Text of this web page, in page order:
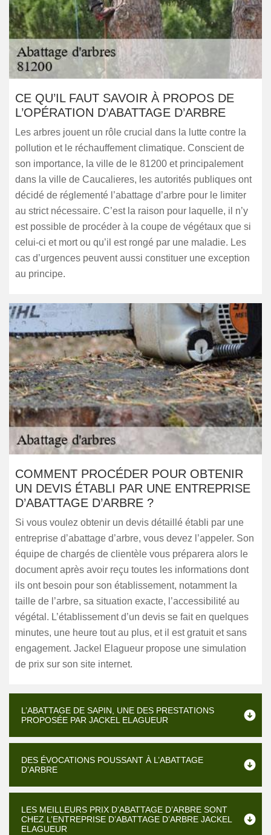
CE QU’IL FAUT SAVOIR À PROPOS DE
L’OPÉRATION D’ABATTAGE D’ARBRE
Les arbres jouent un rôle crucial dans la lutte contre la
pollution et le réchauffement climatique. Conscient de
son importance, la ville de le 81200 et principalement
dans la ville de Caucalieres, les autorités publiques ont
décidé de réglementé l’abattage d’arbre pour le limiter
au strict nécessaire. C’est la raison pour laquelle, il n’y
est possible de procéder à la coupe de végétaux que si
celui-ci et mort ou qu’il est rongé par une maladie. Les
cas d’urgences peuvent aussi constituer une exception
au principe.
COMMENT PROCÉDER POUR OBTENIR
UN DEVIS ÉTABLI PAR UNE ENTREPRISE
D’ABATTAGE D’ARBRE ?
Si vous voulez obtenir un devis détaillé établi par une
entreprise d’abattage d’arbre, vous devez l’appeler. Son
équipe de chargés de clientèle vous préparera alors le
document après avoir reçu toutes les informations dont
ils ont besoin pour son établissement, notamment la
taille de l’arbre, sa situation exacte, l’accessibilité au
végétal. L’établissement d’un devis se fait en quelques
minutes, une heure tout au plus, et il est gratuit et sans
engagement. Jackel Elagueur propose une simulation
de prix sur son site internet.
L’ABATTAGE DE SAPIN, UNE DES PRESTATIONS
PROPOSÉE PAR JACKEL ELAGUEUR
DES ÉVOCATIONS POUSSANT À L’ABATTAGE
D’ARBRE
LES MEILLEURS PRIX D’ABATTAGE D’ARBRE SONT
CHEZ L’ENTREPRISE D’ABATTAGE D’ARBRE JACKEL
ELAGUEUR